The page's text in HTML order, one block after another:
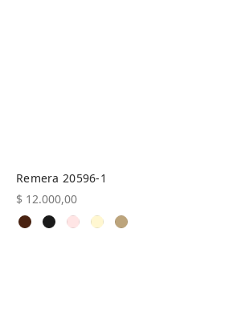
Remera 20596-1
$ 12.000,00